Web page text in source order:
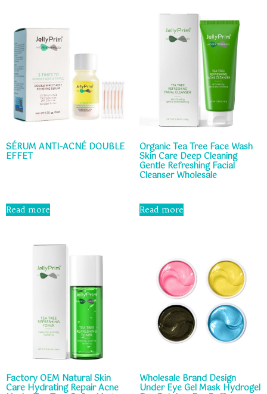
SÉRUM ANTI-ACNÉ DOUBLE
EFFET
5
Read more
Organic Tea Tree Face Wash
Skin Care Deep Cleaning
Gentle Refreshing Facial
Cleanser Wholesale
0
out
Read more
Factory OEM Natural Skin
Care Hydrating Repair Acne
Wholesale Brand Design
Under Eye Gel Mask Hydrogel